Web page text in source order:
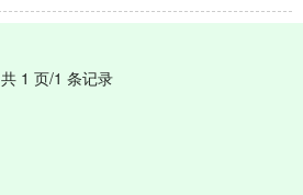
共 1 页/1 条记录